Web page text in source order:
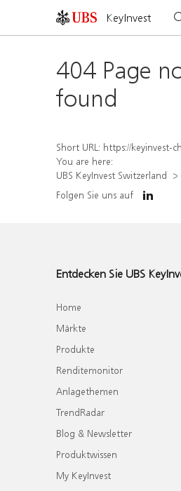
KeyInvest
404 Page
found
Short URL: https://keyinvest-ch.ubs.com/
You are here:
UBS KeyInvest Switzerland
Folgen Sie uns auf
Entdecken Sie UBS
Home
Märkte
Produkte
Renditemonitor
Anlagethemen
TrendRadar
Blog & Newsletter
Produktwissen
My KeyInvest